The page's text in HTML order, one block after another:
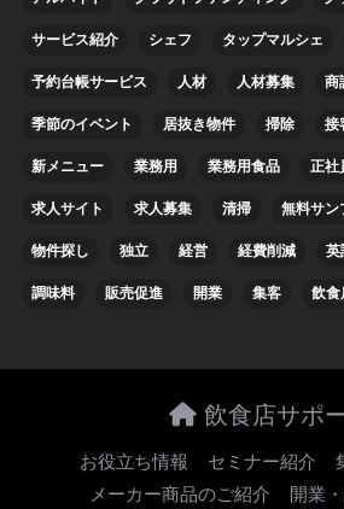
サービス紹介 シェフ タップマルシェ
予約台帳サービス 人材 人材募集 商
季節のイベント 居抜き物件 掃除 接
新メニュー 業務用 業務用食品 正社
求人サイト 求人募集 清掃 無料サン
物件探し 独立 経営 経費削減 英
調味料 販売促進 開業 集客 飲食
飲食店サポ
お役立ち情報 セミナー紹介
メーカー商品のご紹介
開業